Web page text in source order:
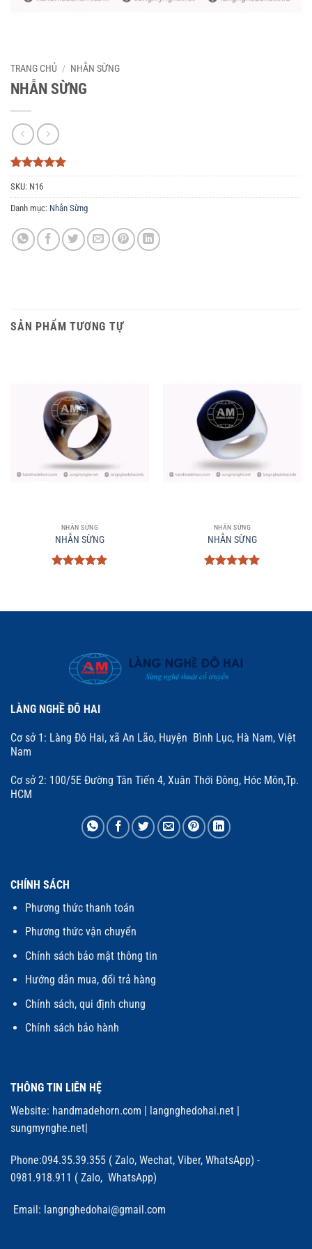
TRANG CHỦ / NHẪN SỪNG
NHẪN SỪNG
5trên 5
dựa trên
3
đánh giá
SKU: N16
Danh mục: Nhẫn Sừng
SẢN PHẨM TƯƠNG TỰ
NHẪN SỪNG
NHẪN SỪNG
NHẪN SỪNG
NHẪN SỪNG
LÀNG NGHỀ ĐÔ HAI
Cơ sở 1: Làng Đô Hai, xã An Lão, Huyện Bình Lục, Hà Nam, Việt
Nam
Cơ sở 2: 100/5E Đường Tân Tiến 4, Xuân Thới Đông, Hóc Môn,Tp.
HCM
CHÍNH SÁCH
Phương thức thanh toán
Phương thức vận chuyển
Chính sách bảo mật thông tin
Hướng dẫn mua, đổi trả hàng
Chính sách, qui định chung
Chính sách bảo hành
THÔNG TIN LIÊN HỆ
Website: handmadehorn.com langnghedohai.net
sungmynghe.net
Phone:094.35.39.355 ( Zalo, Wechat, Viber, WhatsApp) -
0981.918.911 ( Zalo, WhatsApp)
Email: langnghedohai@gmail.com